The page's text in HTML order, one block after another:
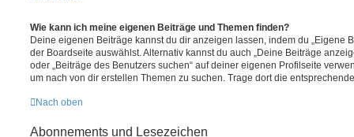
Wie kann ich meine eigenen Beiträge und Themen finden?
Deine eigenen Beiträge kannst du dir anzeigen lassen, indem du „Eigene
der Boardseite auswählst. Alternativ kannst du auch „Deine Beiträge
oder „Beiträge des Benutzers suchen“ auf deiner eigenen Profilseite
um nach von dir erstellen Themen zu suchen. Trage dort die
Nach oben
Abonnements und Lesezeichen